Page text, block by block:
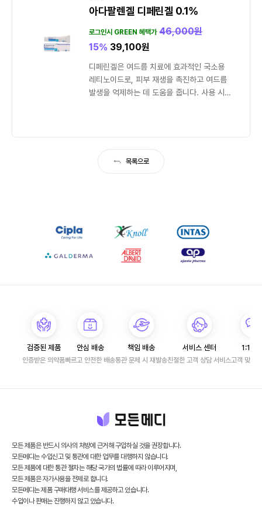
아다팔렌겔 디페린겔 0.1%
로그인시 GREEN 혜택가 46,000원
15% 39,100원
디페린겔은 여드름 치료에 효과적인 국소용
레티노이드로, 피부 재생을 촉진하고 여드름
발생을 억제하는 데 도움을 줍니다. 사용 시
목록으로
검증된 제품
인증받은 의약품
안심 배송
빠르고 안전한 배송
책임 배송
통관 문제 시 재발송
서비스 센터
친절한 고객 상담 서비스
1:1 문
고객 맞춤
모든 제품은 반드시 의사의 처방에 근거해 구입하실 것을 권장합니다.
모든메디는 수입신고 및 통관에 대한 업무를 대행하지 않습니다.
모든 제품에 대한 통관 절차는 해당 국가의 법률에 따라 이루어지며,
모든 제품은 자가사용을 전제로 합니다.
모든메디는 제품 구매대행 서비스를 제공하고 있습니다.
수입이나 판매는 진행하지 않고 있습니다.